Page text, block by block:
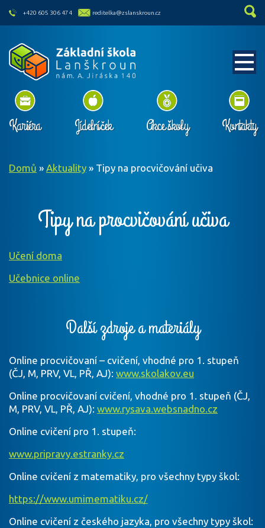
skip to main content
+420 605 306 474 reditelka@zslanskroun.cz
Kariéra Jídelníček Akce školy Kontakty
Domů » Aktuality » Tipy na procvičování učiva
Tipy na procvičování učiva
Učení doma
Učebnice online
Další zdroje a materiály
Online procvičovaní – cvičení, vhodné pro 1. stupeň
(ČJ, M, PRV, VL, PŘ, AJ): www.skolakov.eu
Online procvičovaní cvičení, vhodné pro 1. stupeň (ČJ,
M, PRV, VL, PŘ, AJ): www.rysava.websnadno.cz
Online cvičení pro 1. stupeň:
www.pripravy.estranky.cz
Online cvičení z matematiky, pro všechny typy škol:
https://www.umimematiku.cz/
Online cvičení z českého jazyka, pro všechny typy škol: